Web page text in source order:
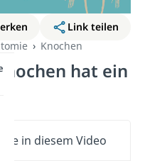
Link teilen
Knochen
hat ein
in diesem Video